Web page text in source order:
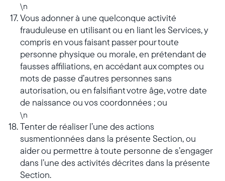
\n
Vous adonner à une quelconque activité
frauduleuse en utilisant ou en liant les Services, y
compris en vous faisant passer pour toute
personne physique ou morale, en prétendant de
fausses affiliations, en accédant aux comptes ou
mots de passe d’autres personnes sans
autorisation, ou en falsifiant votre âge, votre date
de naissance ou vos coordonnées ; ou
\n
Tenter de réaliser l’une des actions
susmentionnées dans la présente Section, ou
aider ou permettre à toute personne de s’engager
dans l’une des activités décrites dans la présente
Section.